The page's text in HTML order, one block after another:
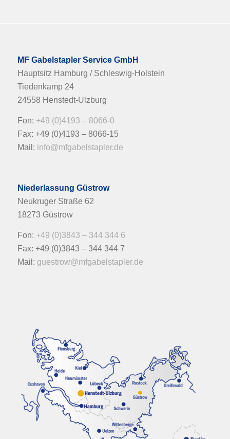
MF Gabelstapler Service GmbH
Hauptsitz Hamburg / Schleswig-Holstein
Tiedenkamp 24
24558 Henstedt-Ulzburg
Fon: +49 (0)4193 – 8066-0
Fax: +49 (0)4193 – 8066-15
Mail: info@mfgabelstapler.de
Niederlassung Güstrow
Neukruger Straße 62
18273 Güstrow
Fon: +49 (0)3843 – 344 344 6
Fax: +49 (0)3843 – 344 344 7
Mail: guestrow@mfgabelstapler.de